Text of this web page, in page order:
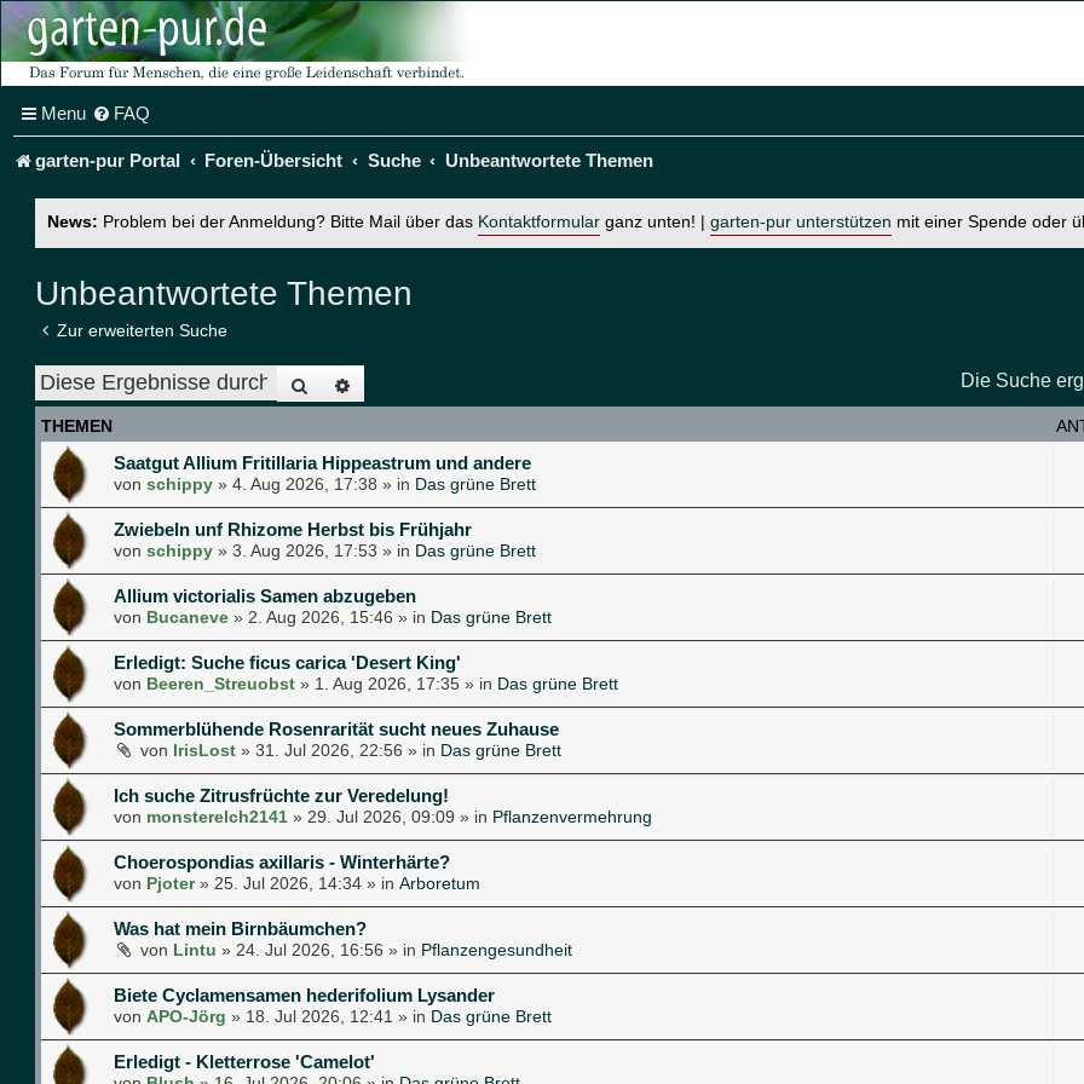
Menu FAQ
garten-pur Portal Foren-Übersicht Suche Unbeantwortete Themen
News: Problem bei der Anmeldung? Bitte Mail über das Kontaktformular ganz unten! | garten-pur unterstützen mit einer Spende oder
Unbeantwortete Themen
Zur erweiterten Suche
Suche Die Suche
THEMEN
Saatgut Allium Fritillaria Hippeastrum und andere
von schippy » 4. Aug 2026, 17:38 » in Das grüne Brett
Zwiebeln unf Rhizome Herbst bis Frühjahr
von schippy » 3. Aug 2026, 17:53 » in Das grüne Brett
Allium victorialis Samen abzugeben
von Bucaneve » 2. Aug 2026, 15:46 » in Das grüne Brett
Erledigt: Suche ficus carica 'Desert King'
von Beeren_Streuobst » 1. Aug 2026, 17:35 » in Das grüne Brett
Sommerblühende Rosenrarität sucht neues Zuhause
von IrisLost » 31. Jul 2026, 22:56 » in Das grüne Brett
Ich suche Zitrusfrüchte zur Veredelung!
von monsterelch2141 » 29. Jul 2026, 09:09 » in Pflanzenvermehrung
Choerospondias axillaris - Winterhärte?
von Pjoter» 25. Jul 2026, 14:34 » in Arboretum
Was hat mein Birnbäumchen?
von Lintu » 24. Jul 2026, 16:56 » in Pflanzengesundheit
Biete Cyclamensamen hederifolium Lysander
von APO-Jörg » 18. Jul 2026, 12:41 » in Das grüne Brett
Erledigt - Kletterrose 'Camelot'